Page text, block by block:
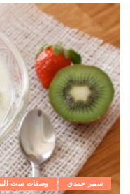
سمر حمدي وصفات ست